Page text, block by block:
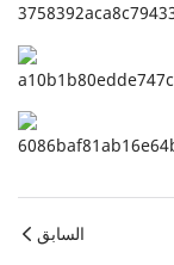
السابق